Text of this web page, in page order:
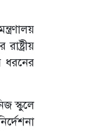
ধরনের
স্কুলে